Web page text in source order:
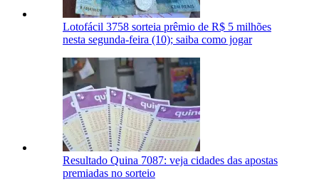
Lotofácil 3758 sorteia prêmio de R$ 5 milhões
nesta segunda-feira (10); saiba como jogar
Resultado Quina 7087: veja cidades das apostas
premiadas no sorteio